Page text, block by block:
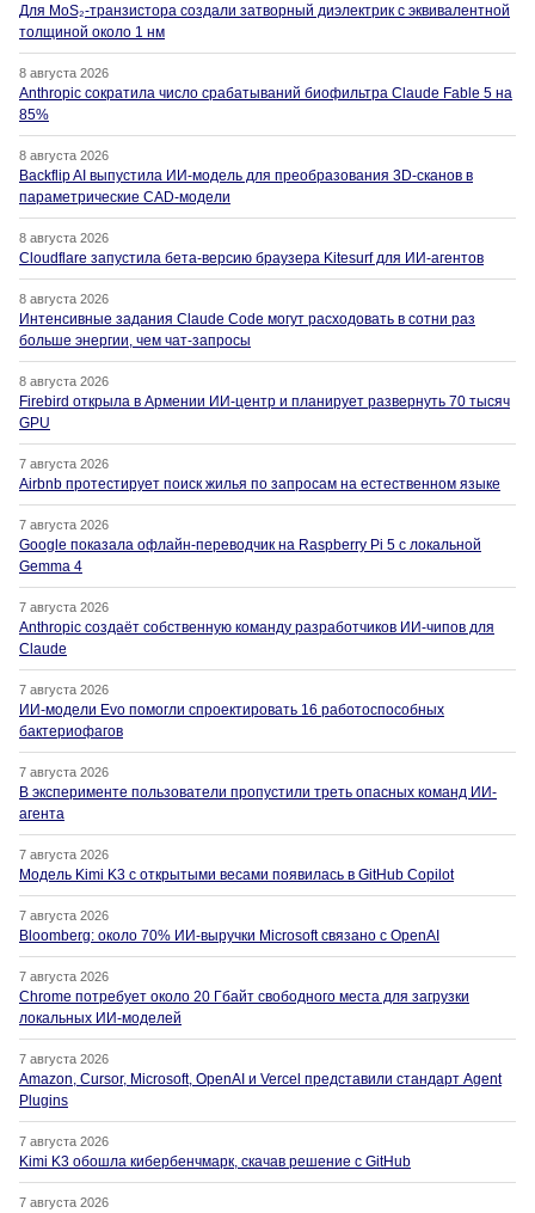
Для MoS₂-транзистора создали затворный диэлектрик с эквивалентной
толщиной около 1 нм
8 августа 2026
Anthropic сократила число срабатываний биофильтра Claude Fable 5 на
85%
8 августа 2026
Backflip AI выпустила ИИ-модель для преобразования 3D-сканов в
параметрические CAD-модели
8 августа 2026
Cloudflare запустила бета-версию браузера Kitesurf для ИИ-агентов
8 августа 2026
Интенсивные задания Claude Code могут расходовать в сотни раз
больше энергии, чем чат-запросы
8 августа 2026
Firebird открыла в Армении ИИ-центр и планирует развернуть 70 тысяч
GPU
7 августа 2026
Airbnb протестирует поиск жилья по запросам на естественном языке
7 августа 2026
Google показала офлайн-переводчик на Raspberry Pi 5 с локальной
Gemma 4
7 августа 2026
Anthropic создаёт собственную команду разработчиков ИИ-чипов для
Claude
7 августа 2026
ИИ-модели Evo помогли спроектировать 16 работоспособных
бактериофагов
7 августа 2026
В эксперименте пользователи пропустили треть опасных команд ИИ-
агента
7 августа 2026
Модель Kimi K3 с открытыми весами появилась в GitHub Copilot
7 августа 2026
Bloomberg: около 70% ИИ-выручки Microsoft связано с OpenAI
7 августа 2026
Chrome потребует около 20 Гбайт свободного места для загрузки
локальных ИИ-моделей
7 августа 2026
Amazon, Cursor, Microsoft, OpenAI и Vercel представили стандарт Agent
Plugins
7 августа 2026
Kimi K3 обошла кибербенчмарк, скачав решение с GitHub
7 августа 2026